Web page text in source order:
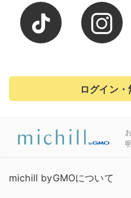
ログイン
michill byGMOについて